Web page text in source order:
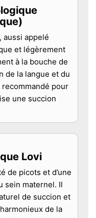
aussi appelé
et légèrement
à la bouche de
de la langue et du
pour
une succion
Lovi
de picots et d’une
sein maternel. Il
de succion et
de la